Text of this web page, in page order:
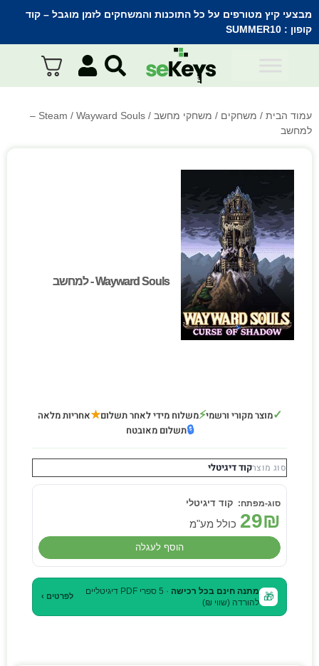
מבצעי קיץ מטורפים על כל התוכנות והמשחקים לזמן מוגבל – קוד
קופון : SUMMER10
עמוד הבית / משחקים / משחקי מחשב /
Steam
/ Wayward Souls –
למחשב
Wayward Souls - למחשב
Wayward Souls - למחשב
✓מוצר מקורי ורשמי⚡משלוח מידי לאחר תשלום★אחריות מלאה
🔒תשלום מאובטח
סוג מוצרקוד דיגיטלי
קוד דיגיטלי
29₪ כולל מע"מ
הוסף לעגלה
🎁 מתנה חינם בכל רכישה
· 5 ספרי PDF דיגיטליים
להורדה (שווי ₪)
לפרטים ›